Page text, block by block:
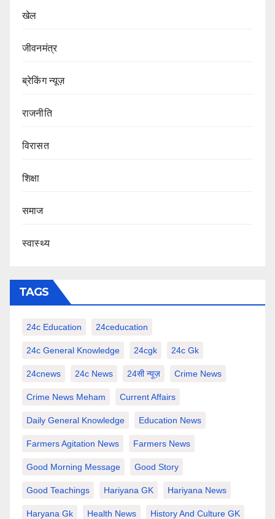
खेल
जीवनमंत्र
ब्रेकिंग न्यूज़
राजनीति
‍‍विरासत
शिक्षा
समाज
स्वास्थ्य
TAGS
24c Education 24ceducation
24c General Knowledge 24cgk 24c Gk
24cnews 24c News 24सी न्यूज़ Crime News
Crime News Meham Current Affairs
Daily General Knowledge Education News
Farmers Agitation News Farmers News
Good Morning Message Good Story
Good Teachings Hariyana GK Hariyana News
Haryana Gk Health News History And Culture GK